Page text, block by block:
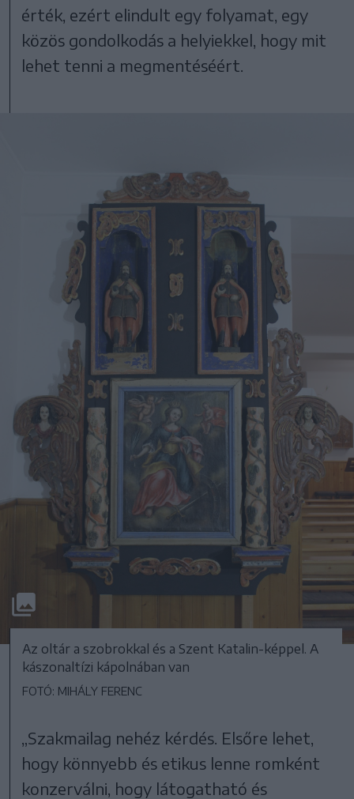
érték, ezért elindult egy folyamat, egy
közös gondolkodás a helyiekkel, hogy mit
lehet tenni a megmentéséért.
Az oltár a szobrokkal és a Szent Katalin-képpel. A
kászonaltízi kápolnában van
FOTÓ: MIHÁLY FERENC
„Szakmailag nehéz kérdés. Elsőre lehet,
hogy könnyebb és etikus lenne romként
konzerválni, hogy látogatható és